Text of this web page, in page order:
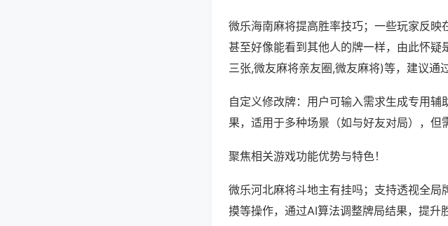
微乐海南麻将提高胜率技巧；一些玩家反映
甚至好像能看到其他人的牌一样，由此怀
三张,微友麻将亲友圈,微友麻将)等，建议通
自定义修改牌：用户可输入需求生成专用
果，适用于多种场景（如与好友对局），但
聚焦相关游戏功能优势与特色！
微乐河北麻将斗地主有挂吗；支持透视全
摸等操作，通过AI算法调整牌局结果，提升